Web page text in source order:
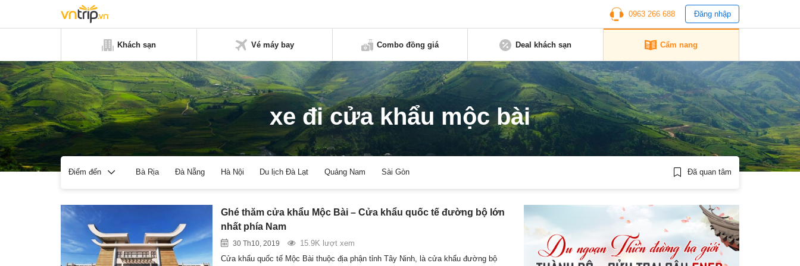
0963 266 688 Đăng nhập
Khách sạn Vé máy bay Combo đồng giá Deal khách sạn Cẩm nang
xe đi cửa khẩu mộc bài
Điểm đến Bà Rịa Đà Nẵng Hà Nội Du lịch Đà Lạt Quảng Nam Sài Gòn Đã quan tâm
Ghé thăm cửa khẩu Mộc Bài – Cửa khẩu quốc tế đường bộ lớn
nhất phía Nam
30 Th10, 2019
15.9K lượt xem
Cửa khẩu quốc tế Mộc Bài thuộc địa phận tỉnh Tây Ninh, là cửa khẩu đường bộ